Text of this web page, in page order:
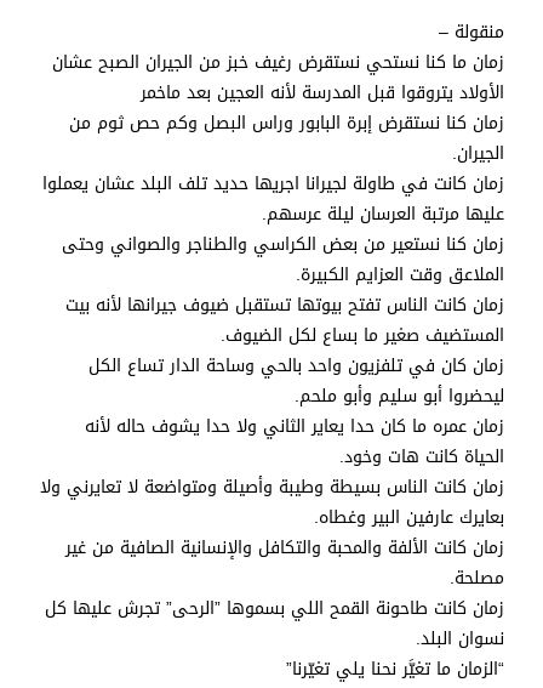
منقولة –
زمان ما كنا نستحي نستقرض رغيف خبز من الجيران الصبح عشان
الأولاد يتروقوا قبل المدرسة لأنه العجين بعد ماخمر
زمان كنا نستقرض إبرة البابور وراس البصل وكم حص ثوم من
الجيران.
زمان كانت في طاولة لجيرانا اجريها حديد تلف البلد عشان يعملوا
عليها مرتبة العرسان ليلة عرسهم.
زمان كنا نستعير من بعض الكراسي والطناجر والصواني وحتى
الملاعق وقت العزايم الكبيرة.
زمان كانت الناس تفتح بيوتها تستقبل ضيوف جيرانها لأنه بيت
المستضيف صغير ما بساع لكل الضيوف.
زمان كان في تلفزيون واحد بالحي وساحة الدار تساع الكل
ليحضروا أبو سليم وأبو ملحم.
زمان عمره ما كان حدا يعاير الثاني ولا حدا يشوف حاله لأنه
الحياة كانت هات وخود.
زمان كانت الناس بسيطة وطيبة وأصيلة ومتواضعة لا تعايرني ولا
بعايرك عارفين البير وغطاه.
زمان كانت الألفة والمحبة والتكافل والإنسانية الصافية من غير
مصلحة.
زمان كانت طاحونة القمح اللي بسموها ”الرحى” تجرش عليها كل
نسوان البلد.
“الزمان ما تغيَّر نحنا يلي تغيّرنا”